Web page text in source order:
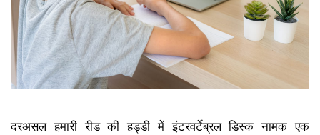
दरअसल हमारी रीड की हड्डी में इंटरवर्टेब्रल डिस्क नामक एक